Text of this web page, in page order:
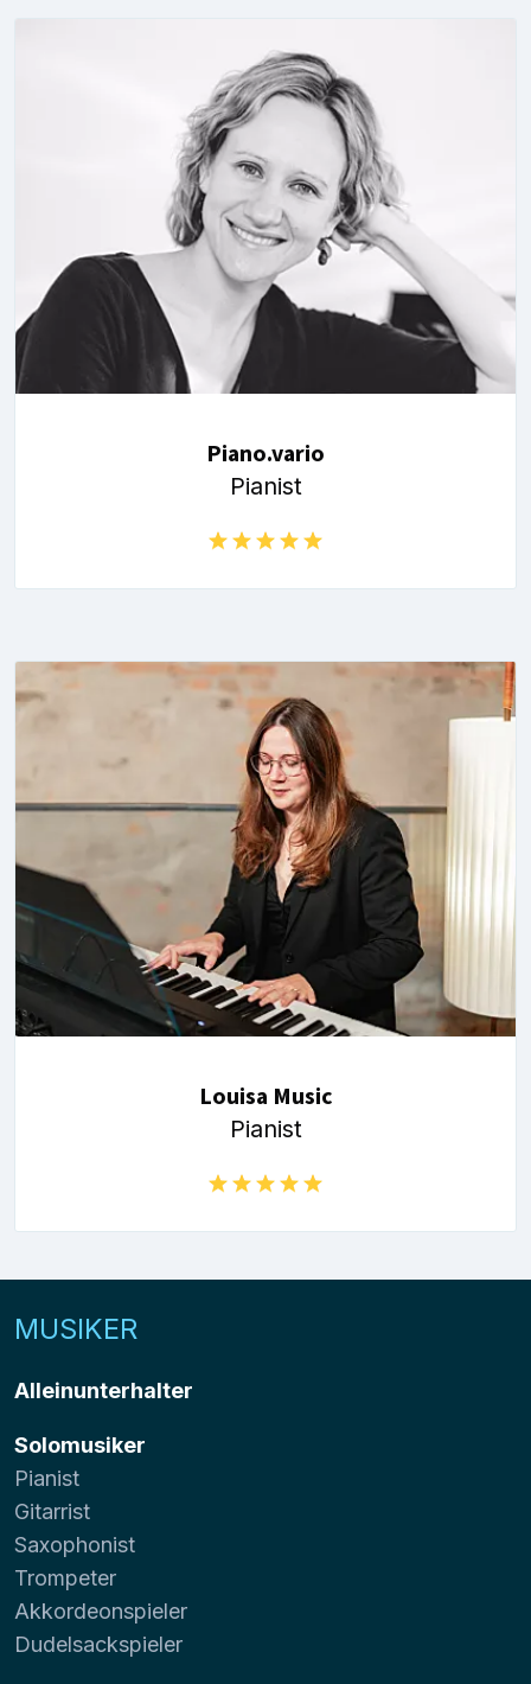
Piano.vario
Pianist
Louisa Music
Pianist
MUSIKER
Alleinunterhalter
Solomusiker
Pianist
Gitarrist
Saxophonist
Trompeter
Akkordeonspieler
Dudelsackspieler